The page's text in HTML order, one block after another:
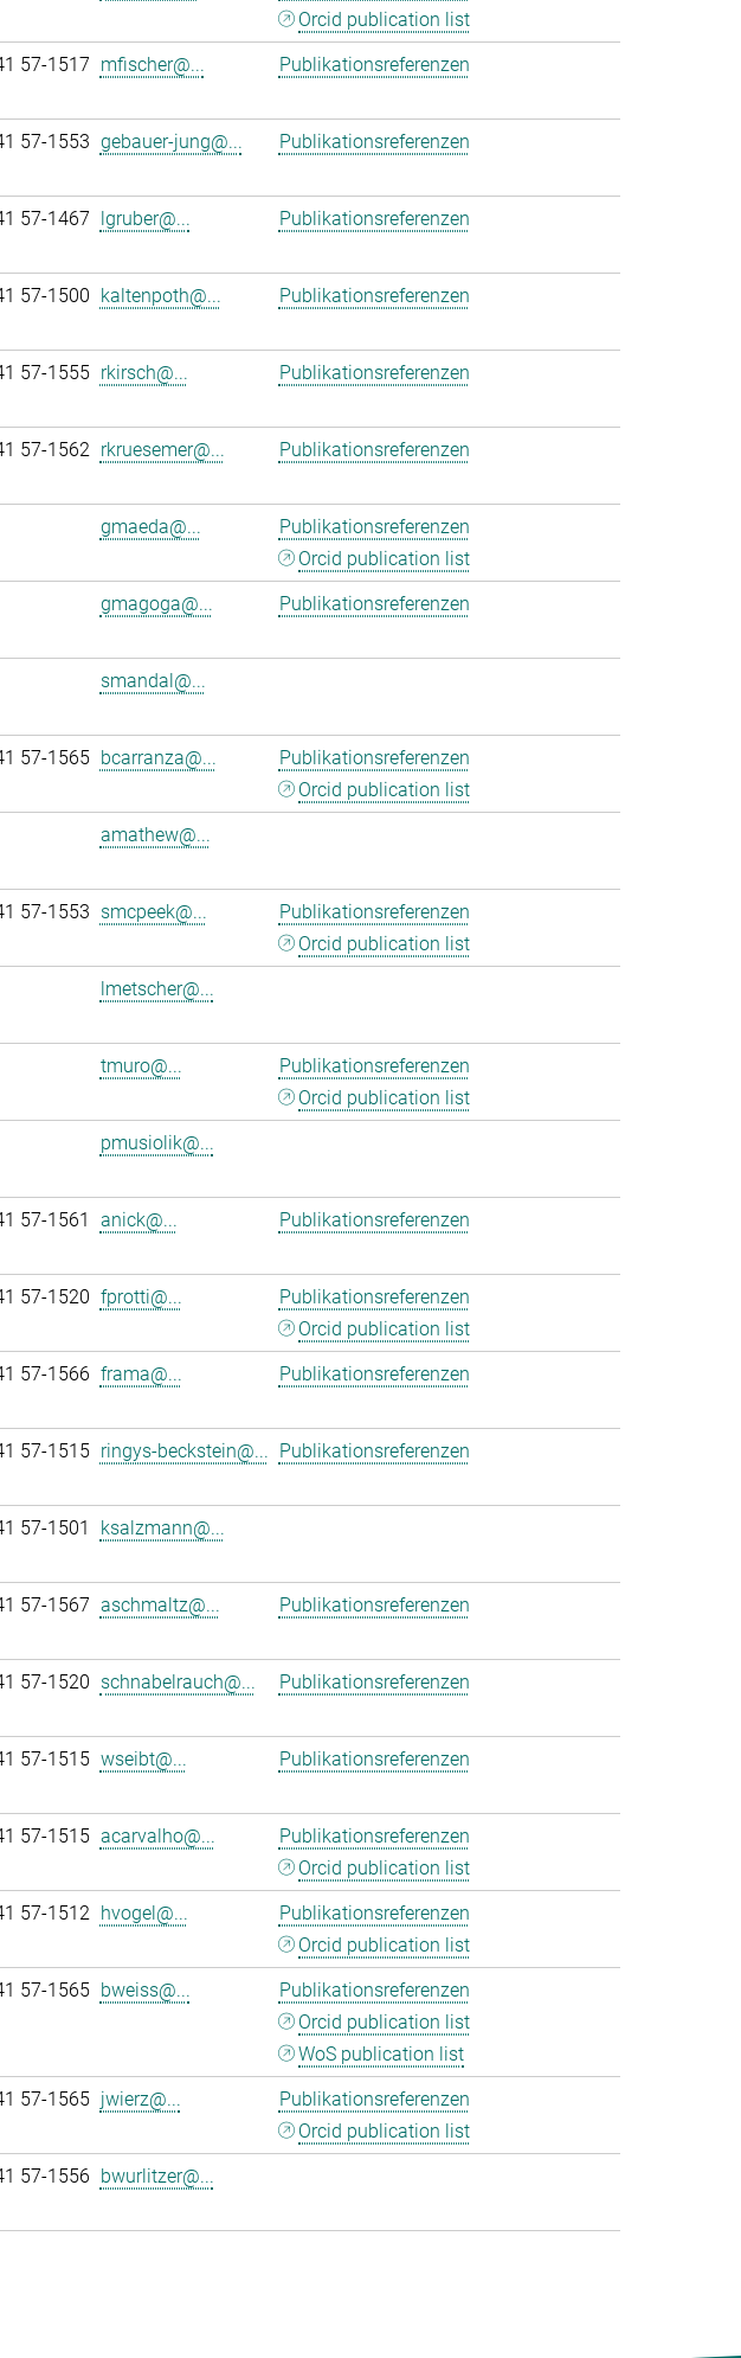
Orcid publication list
57-1517 mfischer@... Publikationsreferenzen
57-1553 gebauer-jung@... Publikationsreferenzen
57-1467 lgruber@... Publikationsreferenzen
57-1500 kaltenpoth@... Publikationsreferenzen
57-1555 rkirsch@... Publikationsreferenzen
57-1562 rkruesemer@... Publikationsreferenzen
gmaeda@...
Publikationsreferenzen
Orcid publication list
gmagoga@... Publikationsreferenzen
smandal@...
57-1565 bcarranza@...
Publikationsreferenzen
Orcid publication list
amathew@...
57-1553 smcpeek@...
Publikationsreferenzen
Orcid publication list
lmetscher@...
tmuro@...
Publikationsreferenzen
Orcid publication list
pmusiolik@...
57-1561 anick@... Publikationsreferenzen
57-1520 fprotti@...
Publikationsreferenzen
Orcid publication list
57-1566 frama@... Publikationsreferenzen
57-1515 ringys-beckstein@... Publikationsreferenzen
57-1501 ksalzmann@...
57-1567 aschmaltz@... Publikationsreferenzen
57-1520 schnabelrauch@... Publikationsreferenzen
57-1515 wseibt@... Publikationsreferenzen
57-1515 acarvalho@...
Publikationsreferenzen
Orcid publication list
57-1512 hvogel@...
Publikationsreferenzen
Orcid publication list
57-1565 bweiss@...
Publikationsreferenzen
Orcid publication list
WoS publication list
57-1565 jwierz@...
Publikationsreferenzen
Orcid publication list
57-1556 bwurlitzer@...